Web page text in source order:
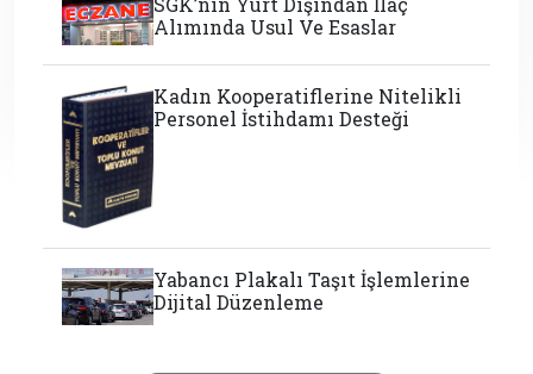
Alımında Usul Ve Esaslar
Kadın Kooperatiflerine Nitelikli
Personel İstihdamı Desteği
Yabancı Plakalı Taşıt İşlemlerine
Dijital Düzenleme